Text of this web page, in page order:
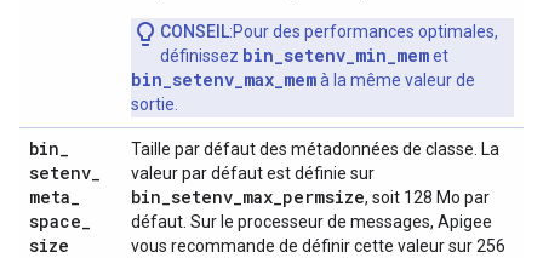
CONSEIL:Pour des performances optimales,
définissez bin_setenv_min_memet
bin_setenv_max_memà la même valeur de
sortie.
bin_
setenv_
meta_
space_
size
Taille par défaut des métadonnées de classe. La
valeur par défaut est définie sur
bin_setenv_max_permsize, soit 128 Mo par
défaut. Sur le processeur de messages, Apigee
vous recommande de définir cette valeur sur 256